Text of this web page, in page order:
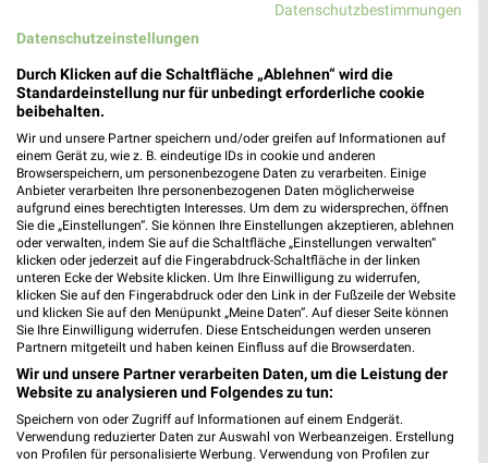
496,59 km
REWE Kirchseeon
Münchner Str. 11
85614 Kirchseeon
Heute 07:00 - 20:00 Uhr | Geschlossen
506,11 km • Angebote: 2 Prospekte
nah & gut Daumoser Maitenbeth
83558 Maitenbeth
Heute 07:00 - 18:00 12:00 - 14:00 Uhr |
Geschlossen
Datenschutzbestimmungen
Datenschutzeinstellungen
Durch Klicken auf die Schaltfläche „Ablehnen“ wird die
Standardeinstellung nur für unbedingt erforderliche cookie
beibehalten.
Wir und unsere Partner speichern und/oder greifen auf Informationen auf
einem Gerät zu, wie z. B. eindeutige IDs in cookie und anderen
Browserspeichern, um personenbezogene Daten zu verarbeiten. Einige
Anbieter verarbeiten Ihre personenbezogenen Daten möglicherweise
aufgrund eines berechtigten Interesses. Um dem zu widersprechen, öffnen
Sie die „Einstellungen“. Sie können Ihre Einstellungen akzeptieren, ablehnen
oder verwalten, indem Sie auf die Schaltfläche „Einstellungen verwalten“
klicken oder jederzeit auf die Fingerabdruck-Schaltfläche in der linken
unteren Ecke der Website klicken. Um Ihre Einwilligung zu widerrufen,
klicken Sie auf den Fingerabdruck oder den Link in der Fußzeile der Website
und klicken Sie auf den Menüpunkt „Meine Daten“. Auf dieser Seite können
Sie Ihre Einwilligung widerrufen. Diese Entscheidungen werden unseren
Partnern mitgeteilt und haben keinen Einfluss auf die Browserdaten.
Wir und unsere Partner verarbeiten Daten, um die Leistung der
Website zu analysieren und Folgendes zu tun:
Speichern von oder Zugriff auf Informationen auf einem Endgerät.
Verwendung reduzierter Daten zur Auswahl von Werbeanzeigen. Erstellung
von Profilen für personalisierte Werbung. Verwendung von Profilen zur